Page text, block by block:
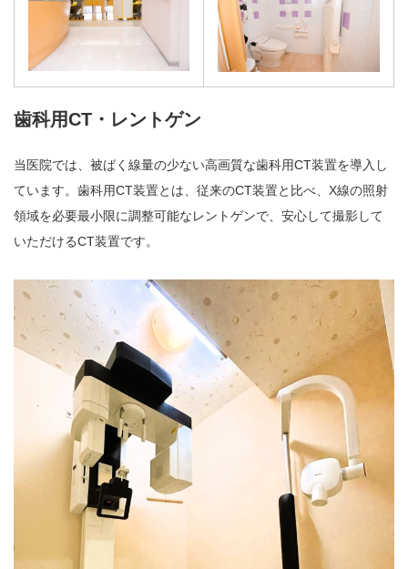
歯科用CT・レントゲン
当医院では、被ばく線量の少ない高画質な歯科用CT装置を導入し
ています。歯科用CT装置とは、従来のCT装置と比べ、X線の照射
領域を必要最小限に調整可能なレントゲンで、安心して撮影して
いただけるCT装置です。